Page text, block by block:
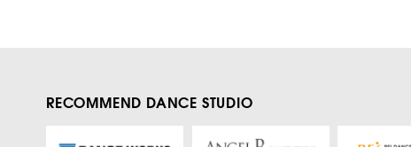
RECOMMEND DANCE STUDIO